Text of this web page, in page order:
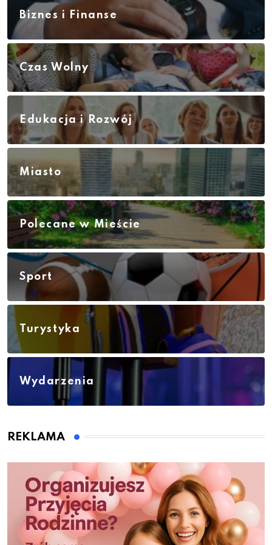
Biznes i Finanse
Czas Wolny
Edukacja i Rozwój
Miasto
Polecane w Mieście
Sport
Turystyka
Wydarzenia
REKLAMA